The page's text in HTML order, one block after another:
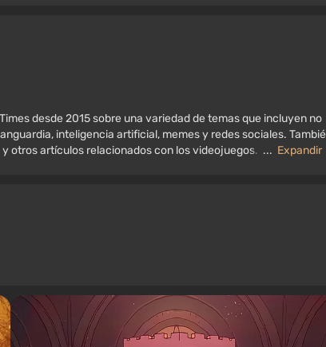
desde 2015 sobre una variedad de temas que incluyen no
inteligencia artificial, memes y redes sociales.
otros artículos relacionados con los videojuegos. Colecciono
... Expandir